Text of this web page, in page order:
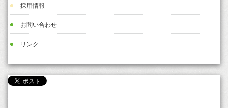
採用情報
お問い合わせ
リンク